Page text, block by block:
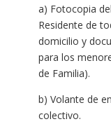
a) Fotocopia
Residente de
domicilio y
para los
de Familia).
b) Volante de
colectivo.